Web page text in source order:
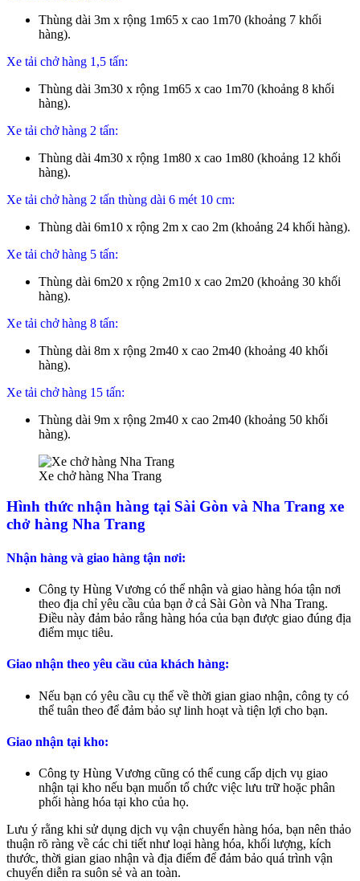
Thùng dài 3m x rộng 1m65 x cao 1m70 (khoảng 7 khối
hàng).
Xe tải chở hàng 1,5 tấn:
Thùng dài 3m30 x rộng 1m65 x cao 1m70 (khoảng 8 khối
hàng).
Xe tải chở hàng 2 tấn:
Thùng dài 4m30 x rộng 1m80 x cao 1m80 (khoảng 12 khối
hàng).
Xe tải chở hàng 2 tấn thùng dài 6 mét 10 cm:
Thùng dài 6m10 x rộng 2m x cao 2m (khoảng 24 khối hàng).
Xe tải chở hàng 5 tấn:
Thùng dài 6m20 x rộng 2m10 x cao 2m20 (khoảng 30 khối
hàng).
Xe tải chở hàng 8 tấn:
Thùng dài 8m x rộng 2m40 x cao 2m40 (khoảng 40 khối
hàng).
Xe tải chở hàng 15 tấn:
Thùng dài 9m x rộng 2m40 x cao 2m40 (khoảng 50 khối
hàng).
Xe chở hàng Nha Trang
Hình thức nhận hàng tại Sài Gòn và Nha Trang xe
chở hàng Nha Trang
Nhận hàng và giao hàng tận nơi:
Công ty Hùng Vương có thể nhận và giao hàng hóa tận nơi
theo địa chỉ yêu cầu của bạn ở cả Sài Gòn và Nha Trang.
Điều này đảm bảo rằng hàng hóa của bạn được giao đúng địa
điểm mục tiêu.
Giao nhận theo yêu cầu của khách hàng:
Nếu bạn có yêu cầu cụ thể về thời gian giao nhận, công ty có
thể tuân theo để đảm bảo sự linh hoạt và tiện lợi cho bạn.
Giao nhận tại kho:
Công ty Hùng Vương cũng có thể cung cấp dịch vụ giao
nhận tại kho nếu bạn muốn tổ chức việc lưu trữ hoặc phân
phối hàng hóa tại kho của họ.
Lưu ý rằng khi sử dụng dịch vụ vận chuyển hàng hóa, bạn nên thảo
thuận rõ ràng về các chi tiết như loại hàng hóa, khối lượng, kích
thước, thời gian giao nhận và địa điểm để đảm bảo quá trình vận
chuyển diễn ra suôn sẻ và an toàn.